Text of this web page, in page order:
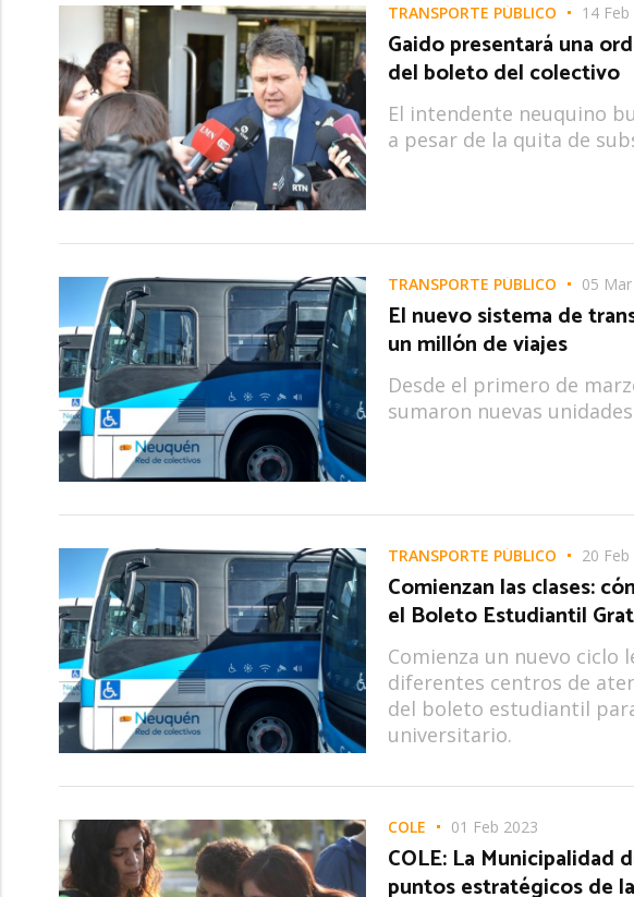
TRANSPORTE PÚBLICO 14
Gaido presentará una
del boleto del colectivo
El intendente neuquino
a pesar de la quita de
TRANSPORTE PÚBLICO 05
El nuevo sistema de
un millón de viajes
Desde el primero de
sumaron nuevas
TRANSPORTE PÚBLICO 20 Feb
Comienzan las clases:
el Boleto Estudiantil
Comienza un nuevo ciclo
diferentes centros de
del boleto estudiantil
universitario.
COLE 01 Feb 2023
COLE: La Municipalidad
puntos estratégicos de